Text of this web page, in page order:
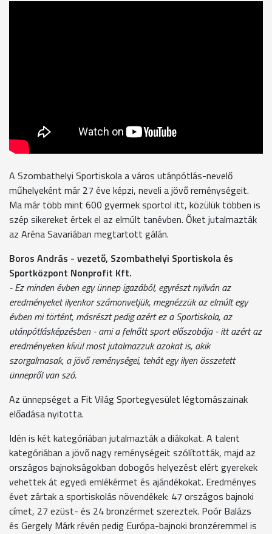
A Szombathelyi Sportiskola a város utánpótlás-nevelő
műhelyeként már 27 éve képzi, neveli a jövő reménységeit.
Ma már több mint 600 gyermek sportol itt, közülük többen is
szép sikereket értek el az elmúlt tanévben. Őket jutalmazták
az Aréna Savariában megtartott gálán.
Boros András - vezető, Szombathelyi Sportiskola és
Sportközpont Nonprofit Kft.
- Ez minden évben egy ünnep igazából, egyrészt nyilván az
eredményeket ilyenkor számonvetjük, megnézzük az elmúlt egy
évben mi történt, másrészt pedig azért ez a Sportiskola, az
utánpótlásképzésben - ami a felnőtt sport előszobája - itt azért az
eredményeken kívül most jutalmazzuk azokat is, akik
szorgalmasak, a jövő reménységei, tehát egy ilyen összetett
ünnepről van szó.
Az ünnepséget a Fit Világ Sportegyesület légtornászainak
előadása nyitotta.
Idén is két kategóriában jutalmazták a diákokat. A talent
kategóriában a jövő nagy reménységeit szólították, majd az
országos bajnokságokban dobogós helyezést elért gyerekek
vehettek át egyedi emlékérmet és ajándékokat. Eredményes
évet zártak a sportiskolás növendékek: 47 országos bajnoki
címet, 27 ezüst- és 24 bronzérmet szereztek. Poór Balázs
és Gergely Márk révén pedig Európa-bajnoki bronzéremmel is